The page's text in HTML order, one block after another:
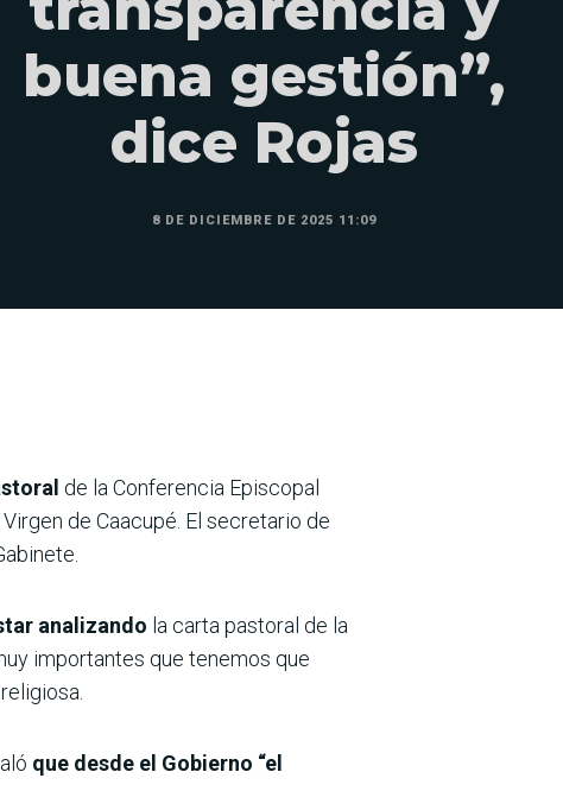
buena gestión”,
dice Rojas
8 DE DICIEMBRE DE 2025 11:09
de la Conferencia Episcopal
de Caacupé. El secretario de
analizando la carta pastoral de la
importantes que tenemos que
que desde el Gobierno “el